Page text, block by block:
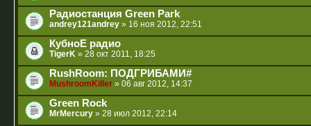
Радиостанция Green Park
andrey121andrey » 16 ноя 2012, 22:51
КубноЕ радио
TigerK » 28 окт 2011, 18:25
RushRoom: ПОДГРИБАМИ#
MushroomKiller » 06 авг 2012, 14:37
Green Rock
MrMercury » 28 июл 2012, 22:14